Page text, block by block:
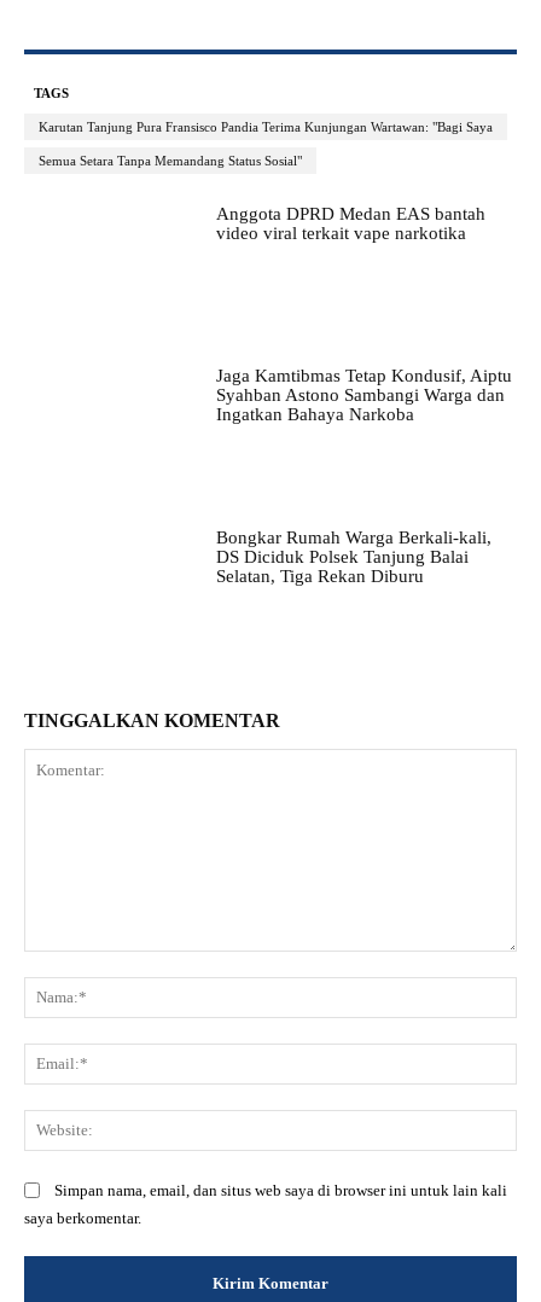
TAGS
Karutan Tanjung Pura Fransisco Pandia Terima Kunjungan Wartawan: "Bagi Saya
Semua Setara Tanpa Memandang Status Sosial"
Anggota DPRD Medan EAS bantah
video viral terkait vape narkotika
Jaga Kamtibmas Tetap Kondusif, Aiptu
Syahban Astono Sambangi Warga dan
Ingatkan Bahaya Narkoba
Bongkar Rumah Warga Berkali-kali,
DS Diciduk Polsek Tanjung Balai
Selatan, Tiga Rekan Diburu
TINGGALKAN KOMENTAR
Simpan nama, email, dan situs web saya di browser ini untuk lain kali
saya berkomentar.